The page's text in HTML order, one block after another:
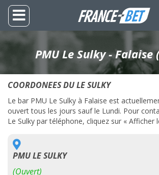
PMU Le Sulky - Falaise
COORDONEES DU LE SULKY
Le bar PMU Le Sulky à Falaise est
ouvert tous les jours sauf le Lundi. Pour
Le Sulky par téléphone, cliquez sur « Afficher
PMU LE SULKY
(Ouvert)